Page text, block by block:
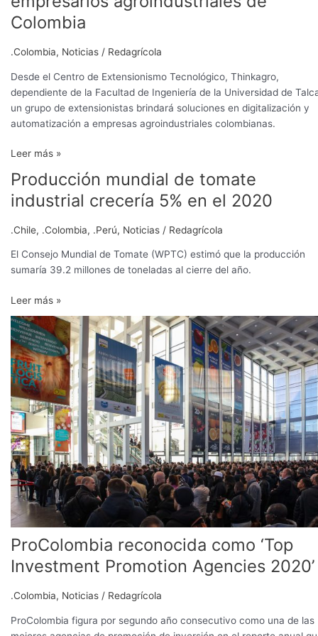
Colombia
.Colombia, Noticias / Redagrícola
Desde el Centro de Extensionismo Tecnológico, Thinkagro,
dependiente de la Facultad de Ingeniería de la Universidad de
un grupo de extensionistas brindará soluciones en digitalización y
automatización a empresas agroindustriales colombianas.
asesorarán
a
agroindustriales
de
Colombia
Leer más »
Producción mundial de tomate
industrial crecería 5% en el 2020
.Chile, .Colombia, .Perú, Noticias / Redagrícola
El Consejo Mundial de Tomate (WPTC) estimó que la producción
sumaría 39.2 millones de toneladas al cierre del año.
Producción
mundial
de
industrial
crecería
5%
el
2020
Leer más »
ProColombia reconocida como ‘Top
Investment Promotion Agencies 2020’
.Colombia, Noticias / Redagrícola
ProColombia figura por segundo año consecutivo como una de las
ProColombia
reconocida
como
‘Top
Investment
Promotion
Agencies
2020’